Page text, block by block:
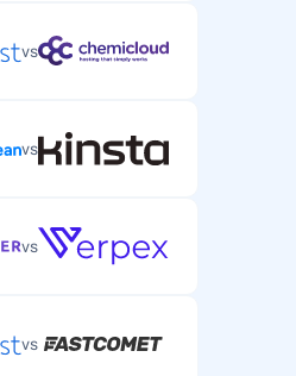
vs
vs
vs
vs